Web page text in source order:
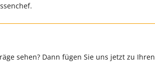
sehen? Dann fügen Sie uns jetzt zu Ihren